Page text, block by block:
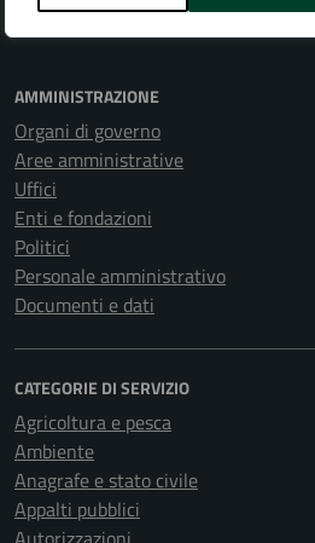
AMMINISTRAZIONE
Organi di governo
Aree amministrative
Uffici
Enti e fondazioni
Politici
Personale amministrativo
Documenti e dati
CATEGORIE DI SERVIZIO
Agricoltura e pesca
Ambiente
Anagrafe e stato civile
Appalti pubblici